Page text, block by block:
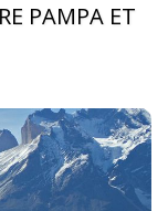
PAMPA ET